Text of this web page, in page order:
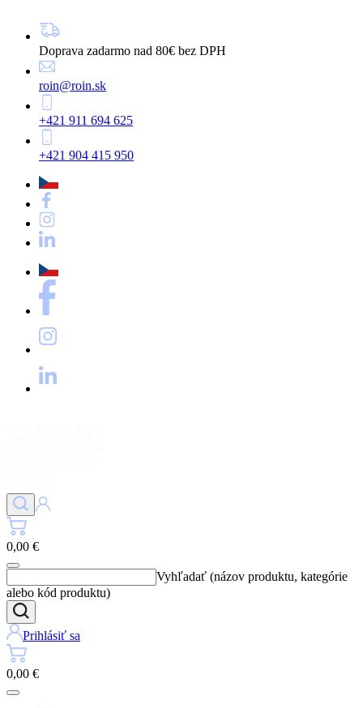
Doprava zadarmo nad 80€ bez DPH
roin@roin.sk
+421 911 694 625
+421 904 415 950
0,00 €
Vyhľadať (názov produktu, kategórie
alebo kód produktu)
Prihlásiť sa
0,00 €